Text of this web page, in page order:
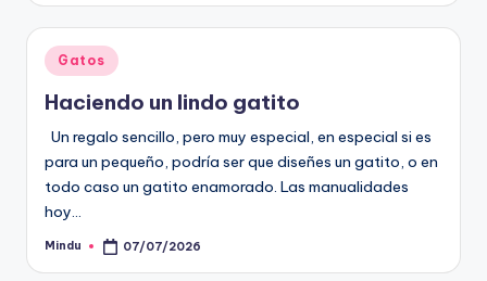
Publicado
en
Gatos
Haciendo un lindo gatito
Un regalo sencillo, pero muy especial, en especial si es
para un pequeño, podría ser que diseñes un gatito, o en
todo caso un gatito enamorado. Las manualidades
hoy…
Publicado
Mindu 07/07/2026